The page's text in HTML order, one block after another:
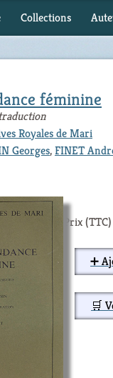
Collections
féminine
Royales de Mari
Georges,FINET
Prix
➕
🛒